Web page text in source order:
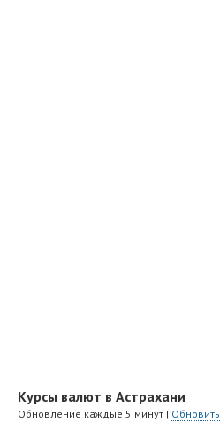
Курсы валют в Астрахани
Обновление каждые 5 минут | Обновить